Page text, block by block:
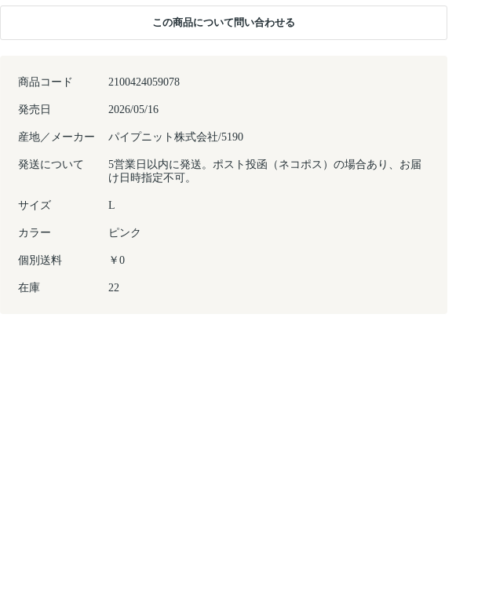
商品コード 2100424059078
発売日 2026/05/16
産地／メーカー パイプニット株式会社/5190
発送について
5営業日以内に発送。ポスト投函（ネコポス）の場合あり、お届
け日時指定不可。
サイズ L
カラー ピンク
個別送料 ￥0
在庫 22
この商品について問い合わせる